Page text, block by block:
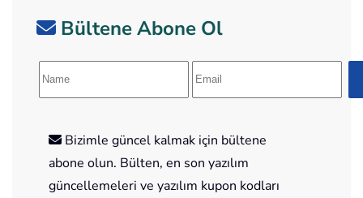
Bültene Abone Ol
Bizimle güncel kalmak için bültene
abone olun. Bülten, en son yazılım
güncellemeleri ve yazılım kupon kodları